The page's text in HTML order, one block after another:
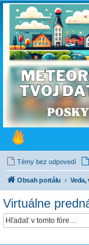
Témy bez odpovedí
Obsah portálu
Virtuálne